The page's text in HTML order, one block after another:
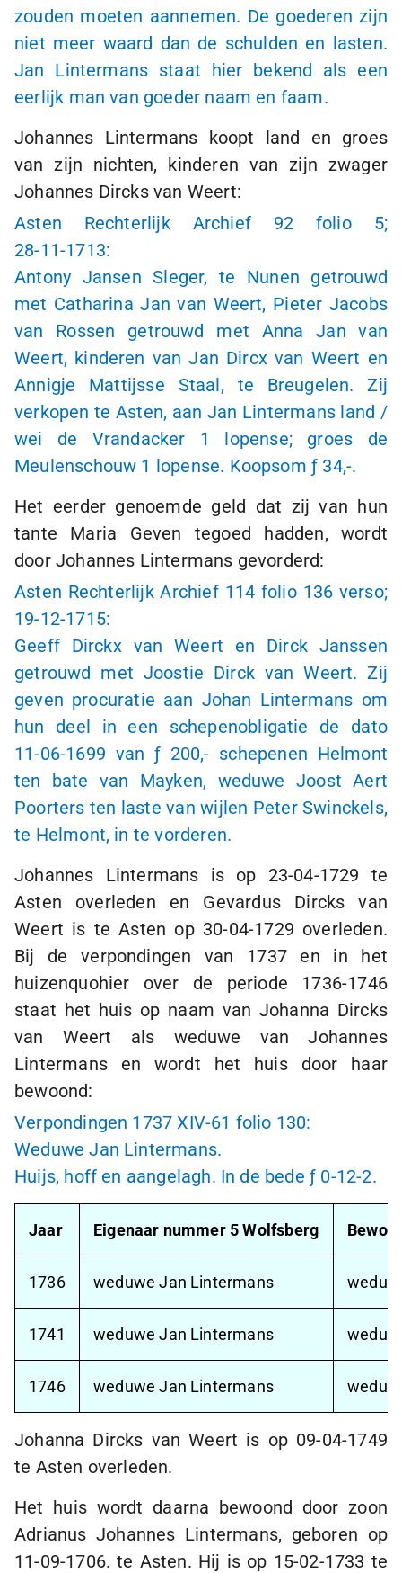
zouden moeten aannemen. De goederen zijn
niet meer waard dan de schulden en lasten.
Jan Lintermans staat hier bekend als een
eerlijk man van goeder naam en faam.
Johannes Lintermans koopt land en groes
van zijn nichten, kinderen van zijn zwager
Johannes Dircks van Weert:
Asten Rechterlijk Archief 92 folio 5;
28-11-1713:
Antony Jansen Sleger, te Nunen getrouwd
met Catharina Jan van Weert, Pieter Jacobs
van Rossen getrouwd met Anna Jan van
Weert, kinderen van Jan Dircx van Weert en
Annigje Mattijsse Staal, te Breugelen. Zij
verkopen te Asten, aan Jan Lintermans land /
wei de Vrandacker 1 lopense; groes de
Meulenschouw 1 lopense. Koopsomƒ 34,-.
Het eerder genoemde geld dat zij van hun
tante Maria Geven tegoed hadden, wordt
door Johannes Lintermans gevorderd:
Asten Rechterlijk Archief 114 folio 136 verso;
19-12-1715:
Geeff Dirckx van Weert en Dirck Janssen
getrouwd met Joostie Dirck van Weert. Zij
geven procuratie aan Johan Lintermans om
hun deel in een schepenobligatie de dato
11-06-1699 van ƒ 200,- schepenen Helmont
ten bate van Mayken, weduwe Joost Aert
Poorters ten laste van wijlen Peter Swinckels,
te Helmont, in te vorderen.
Johannes Lintermans is op 23-04-1729 te
Asten overleden en Gevardus Dircks van
Weert is te Asten op 30-04-1729 overleden.
Bij de verpondingen van 1737 en in het
huizenquohier over de periode 1736-1746
staat het huis op naam van Johanna Dircks
van Weert als weduwe van Johannes
Lintermans en wordt het huis door haar
bewoond:
Verpondingen 1737 XIV-61 folio 130:
Weduwe Jan Lintermans.
Huijs, hoff en aangelagh. In de bede ƒ 0-12-2.
Jaar Eigenaar nummer 5 Wolfsberg
1736 weduwe Jan Lintermans
1741 weduwe Jan Lintermans
1746 weduwe Jan Lintermans
Johanna Dircks van Weert is op 09-04-1749
te Asten overleden.
Het huis wordt daarna bewoond door zoon
Adrianus Johannes Lintermans, geboren op
11-09-1706. te Asten. Hij is op 15-02-1733 te